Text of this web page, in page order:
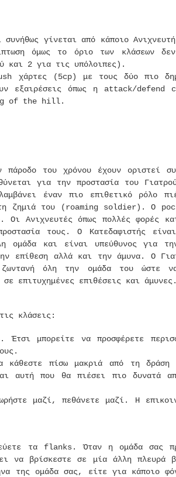
γίνεται από κάποιο
όμως το όριο των κλάσεων
και 2 για τις υπόλοιπες).
χάρτες (5cp) με τους δύο πιο
εξαιρέσεις όπως η attack/defend
of the hill.
του χρόνου έχουν οριστεί
για την προστασία του
έναν πιο επιθετικό ρόλο
τη ζημιά του (roaming soldier). Ο
Οι Ανιχνευτές όπως πολλές φορές
τους. Ο Κατεδαφιστής
ομάδα και είναι υπεύθυνος για
επίθεση αλλά και την άμυνα. Ο
όλη την ομάδα του ώστε
επιτυχημένες επιθέσεις και άμυνες.
κλάσεις:
Έτσι μπορείτε να προσφέρετε
κάθεστε πίσω μακριά από τη
αυτή που θα πιέσει πιο δυνατά
μαζί, πεθάνετε μαζί. Η
τα flanks. Όταν η ομάδα σας
να βρίσκεστε σε μία άλλη πλευρά
της ομάδα σας, είτε για κάποιο